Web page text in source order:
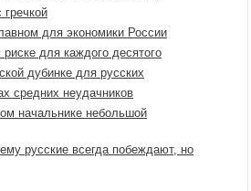
для экономики России
для каждого десятого
дубинке для русских
средних неудачников
начальнике небольшой
русские всегда побеждают, но